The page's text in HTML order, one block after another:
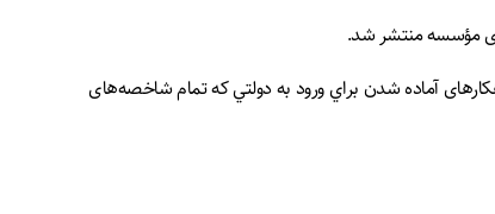
مؤسسه منتشر شد.
آماده شدن براي ورود به دولتي که تمام شاخصه‌های